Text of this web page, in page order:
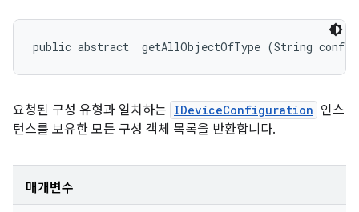
public abstract getAllObjectOfType (String
요청된 구성 유형과 일치하는 IDeviceConfiguration 인스
턴스를 보유한 모든 구성 객체 목록을 반환합니다.
매개변수